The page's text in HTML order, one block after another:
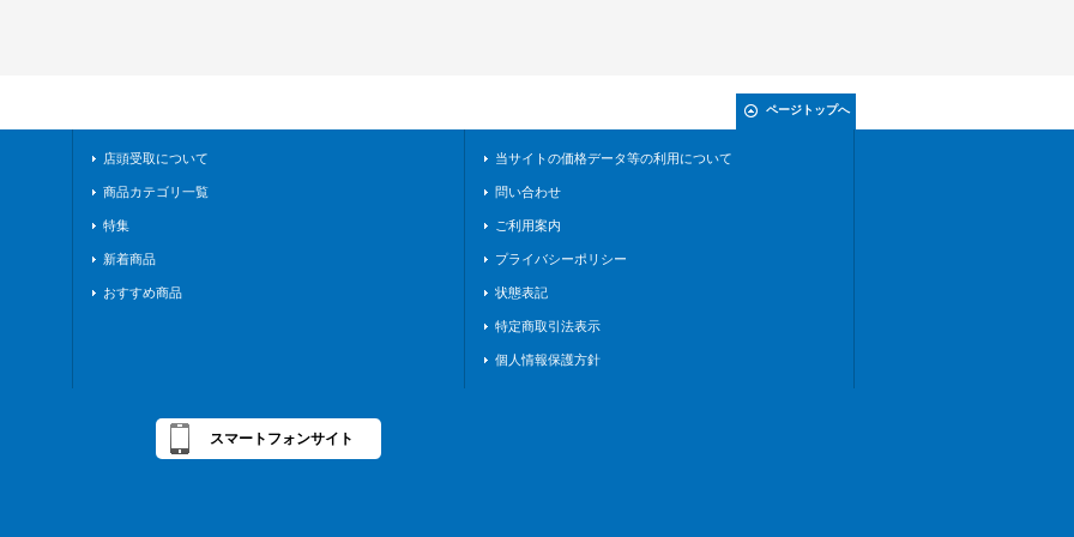
ページトップへ
店頭受取について
商品カテゴリ一覧
特集
新着商品
おすすめ商品
当サイトの価格データ等の利用について
問い合わせ
ご利用案内
プライバシーポリシー
状態表記
特定商取引法表示
個人情報保護方針
スマートフォンサイト